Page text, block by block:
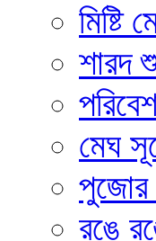
মিষ্টি
শারদ
মেঘ
পুজোর
রঙে